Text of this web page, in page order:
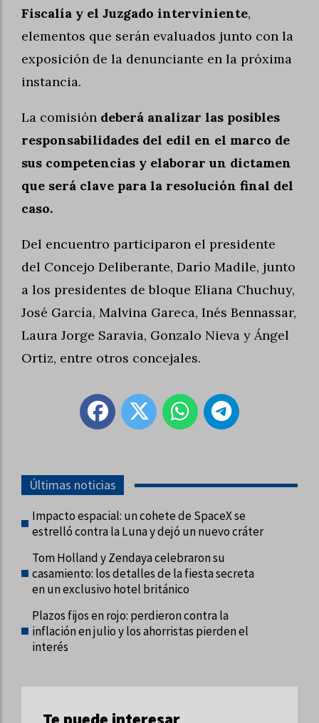
Fiscalía y el Juzgado interviniente,
elementos que serán evaluados junto con la
exposición de la denunciante en la próxima
instancia.
La comisión deberá analizar las posibles
responsabilidades del edil en el marco de
sus competencias y elaborar un dictamen
que será clave para la resolución final del
caso.
Del encuentro participaron el presidente
del Concejo Deliberante, Darío Madile, junto
a los presidentes de bloque Eliana Chuchuy,
José García, Malvina Gareca, Inés Bennassar,
Laura Jorge Saravia, Gonzalo Nieva y Ángel
Ortiz, entre otros concejales.
Últimas noticias
Impacto espacial: un cohete de SpaceX se
estrelló contra la Luna y dejó un nuevo cráter
Tom Holland y Zendaya celebraron su
casamiento: los detalles de la fiesta secreta
en un exclusivo hotel británico
Plazos fijos en rojo: perdieron contra la
inflación en julio y los ahorristas pierden el
interés